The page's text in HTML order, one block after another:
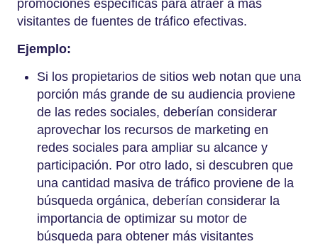
promociones específicas para atraer a más
visitantes de fuentes de tráfico efectivas.
Ejemplo:
Si los propietarios de sitios web notan que una
porción más grande de su audiencia proviene
de las redes sociales, deberían considerar
aprovechar los recursos de marketing en
redes sociales para ampliar su alcance y
participación. Por otro lado, si descubren que
una cantidad masiva de tráfico proviene de la
búsqueda orgánica, deberían considerar la
importancia de optimizar su motor de
búsqueda para obtener más visitantes